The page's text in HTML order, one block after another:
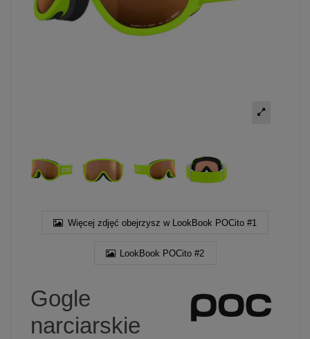
Więcej zdjęć obejrzysz w LookBook POCito #1
LookBook POCito #2
Gogle
narciarskie